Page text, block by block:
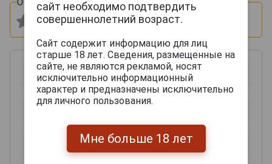
сайт необходимо подтвердить
совершеннолетний возраст.
Сайт содержит информацию для лиц
старше 18 лет. Сведения, размещенные на
сайте, не являются рекламой, носят
исключительно информационный
характер и предназначены исключительно
для личного пользования.
Мне больше 18 лет